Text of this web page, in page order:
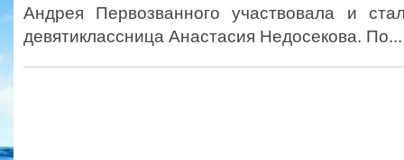
Андрея Первозванного участвовала и
девятиклассница Анастасия Недосекова.